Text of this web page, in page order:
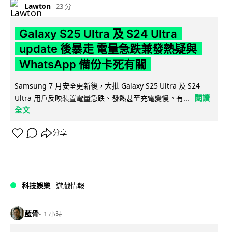
Lawton 23 分
Galaxy S25 Ultra 及 S24 Ultra
update 後暴走 電量急跌兼發熱疑與
WhatsApp 備份卡死有關
Samsung 7 月安全更新後，大批 Galaxy S25 Ultra 及 S24
Ultra 用戶反映裝置電量急跌、發熱甚至充電變慢。有...
閱讀
全文
分享
科技娛樂 遊戲情報
藍骨 1 小時